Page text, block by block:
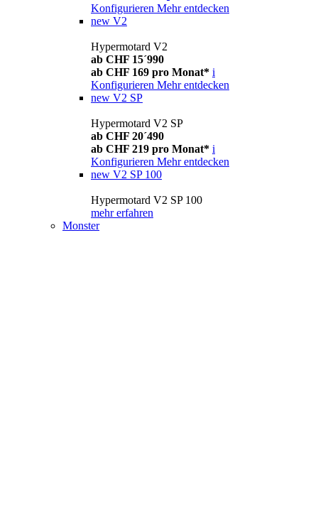
Konfigurieren Mehr entdecken
new V2
Hypermotard V2
ab CHF 15´990
ab CHF 169 pro Monat* i
Konfigurieren Mehr entdecken
new V2 SP
Hypermotard V2 SP
ab CHF 20´490
ab CHF 219 pro Monat* i
Konfigurieren Mehr entdecken
new V2 SP 100
Hypermotard V2 SP 100
mehr erfahren
Monster